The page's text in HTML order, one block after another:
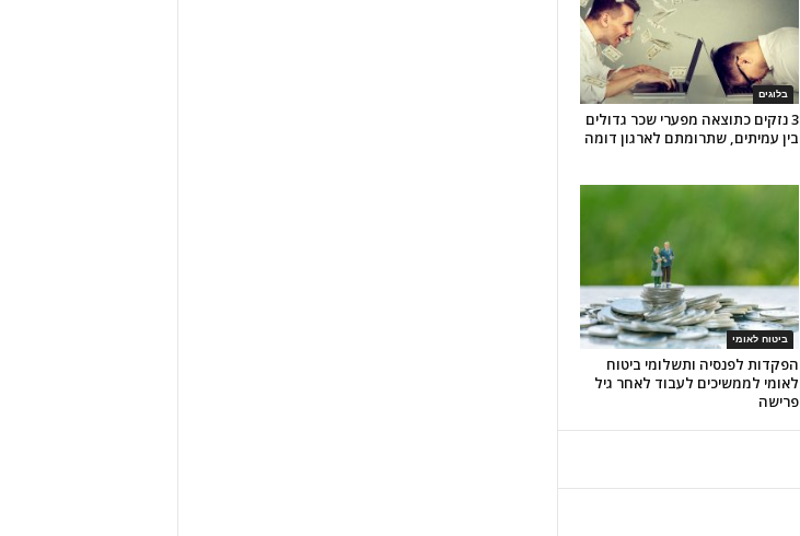
בלוגים
3 נזקים כתוצאה מפערי שכר גדולים
בין עמיתים, שתרומתם לארגון דומה
ביטוח לאומי
הפקדות לפנסיה ותשלומי ביטוח
לאומי לממשיכים לעבוד לאחר גיל
פרישה